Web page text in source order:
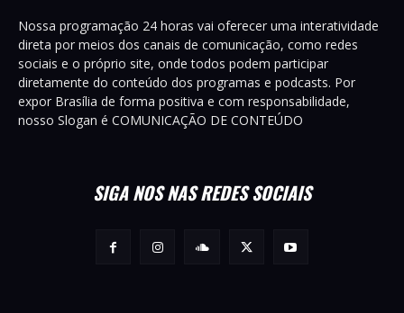
Nossa programação 24 horas vai oferecer uma interatividade
direta por meios dos canais de comunicação, como redes
sociais e o próprio site, onde todos podem participar
diretamente do conteúdo dos programas e podcasts. Por
expor Brasília de forma positiva e com responsabilidade,
nosso Slogan é COMUNICAÇÃO DE CONTEÚDO
SIGA NOS NAS REDES SOCIAIS